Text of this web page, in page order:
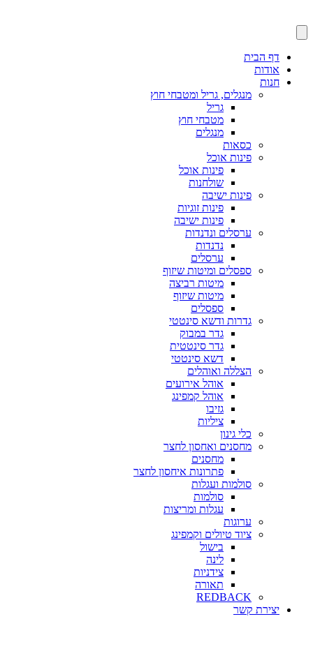
דף הבית
אודות
חנות
מנגלים, גריל ומטבחי חוץ
גריל
מטבחי חוץ
מנגלים
כסאות
פינות אוכל
פינות אוכל
שולחנות
פינות ישיבה
פינות זוגיות
פינות ישיבה
ערסלים ונדנדות
נדנדות
ערסלים
ספסלים ומיטות שיזוף
מיטות רביצה
מיטות שיזוף
ספסלים
גדרות ודשא סינטטי
גדר במבוק
גדר סינטטית
דשא סינטטי
הצללה ואוהלים
אוהל אירועים
אוהל קמפינג
גזיבו
ציליות
כלי גינון
מחסנים ואחסון לחצר
מחסנים
פתרונות איחסון לחצר
סולמות ועגלות
סולמות
עגלות ומריצות
ערוגות
ציוד טיולים וקמפינג
בישול
לינה
צידניות
תאורה
REDBACK
יצירת קשר